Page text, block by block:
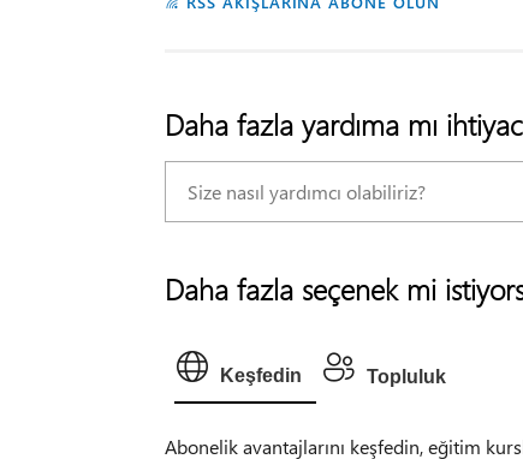
Daha fazla yardıma mı
Daha fazla seçenek mi
Keşfedin Topluluk
Abonelik avantajlarını keşfedin, eğitim